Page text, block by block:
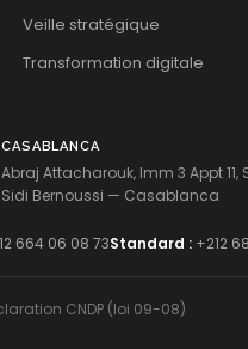
Veille stratégique
Transformation digitale
CASABLANCA
Abraj Attacharouk, Imm 3 Appt 11,
Sidi Bernoussi — Casablanca
664 06 08 73Standard : +212
CNDP (loi 09-08)